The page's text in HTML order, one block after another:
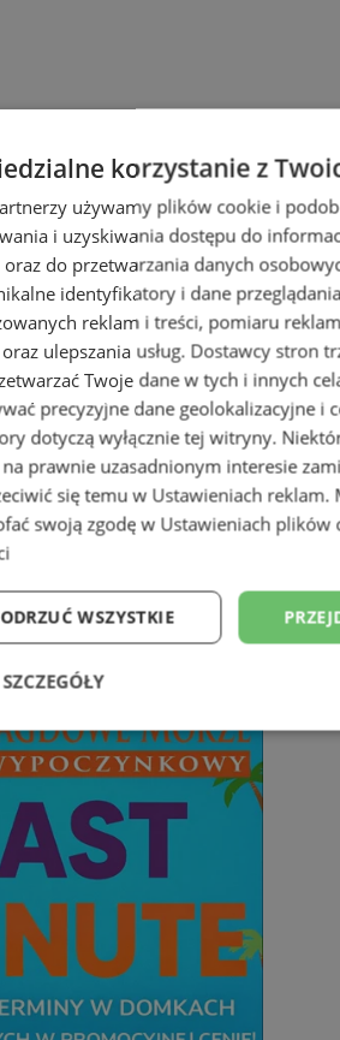
kryminalne w Orzeszu
lokalne
stron www - Orzesze
korzystanie z
używamy plików cookie i
i uzyskiwania dostępu do
oraz do przetwarzania danych
identyfikatory i dane
reklam i treści, pomiaru
ulepszania usług. Dostawcy stron
Twoje dane w tych i innych
precyzyjne dane geolokalizacyjne i
dotyczą wyłącznie tej witryny.
prawnie uzasadnionym interesie
się temu w Ustawieniach reklam.
swoją zgodę w Ustawieniach plików
ODRZUĆ WSZYSTKIE
Wydajność
Niesklasyfikowane
Wydajność Targetowanie